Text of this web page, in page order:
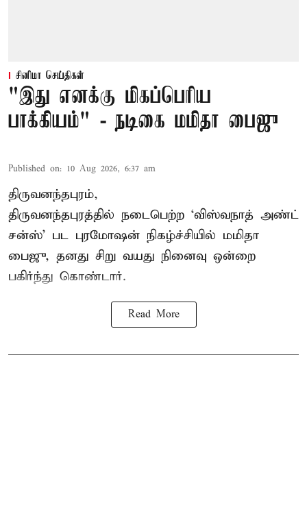
சினிமா செய்திகள்
"இது எனக்கு மிகப்பெரிய
பாக்கியம்" - நடிகை மமிதா பைஜு
Published on: 10 Aug 2026, 6:37 am
திருவனந்தபுரம்,
திருவனந்தபுரத்தில் நடைபெற்ற ‘விஸ்வநாத் அண்ட்
சன்ஸ்’ பட புரமோஷன் நிகழ்ச்சியில் மமிதா
பைஜு, தனது சிறு வயது நினைவு ஒன்றை
பகிர்ந்து கொண்டார்.
Read More